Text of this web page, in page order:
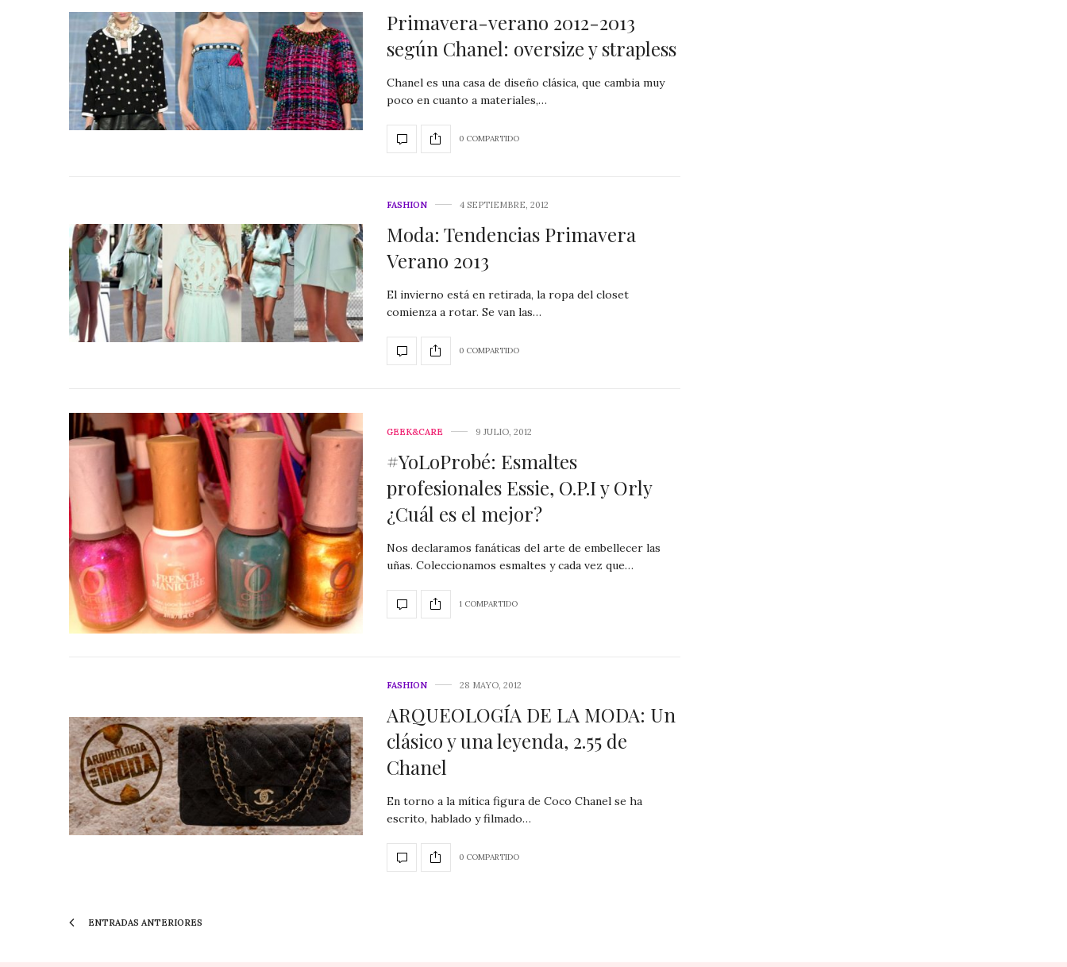
Primavera-verano 2012-2013
según Chanel: oversize y strapless
Chanel es una casa de diseño clásica, que cambia muy
poco en cuanto a materiales,…
0 COMPARTIDO
FASHION 4 SEPTIEMBRE, 2012
Moda: Tendencias Primavera
Verano 2013
El invierno está en retirada, la ropa del closet
comienza a rotar. Se van las…
0 COMPARTIDO
GEEK&CARE 9 JULIO, 2012
#YoLoProbé: Esmaltes
profesionales Essie, O.P.I y Orly
¿Cuál es el mejor?
Nos declaramos fanáticas del arte de embellecer las
uñas. Coleccionamos esmaltes y cada vez que…
1 COMPARTIDO
FASHION 28 MAYO, 2012
ARQUEOLOGÍA DE LA MODA: Un
clásico y una leyenda, 2.55 de
Chanel
En torno a la mítica figura de Coco Chanel se ha
escrito, hablado y filmado…
0 COMPARTIDO
ENTRADAS ANTERIORES